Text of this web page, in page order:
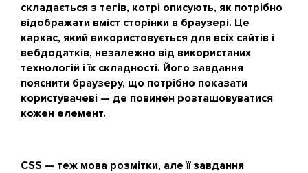
складається з тегів, котрі описують, як потрібно
відображати вміст сторінки в браузері. Це
каркас, який використовується для всіх сайтів і
вебдодатків, незалежно від використаних
технологій і їх складності. Його завдання
пояснити браузеру, що потрібно показати
користувачеві — де повинен розташовуватися
кожен елемент.
CSS — теж мова розмітки, але її завдання